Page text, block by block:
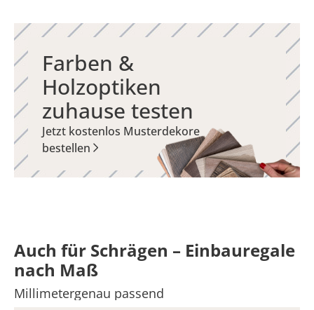
Farben &
Holzoptiken
zuhause testen
Jetzt kostenlos Musterdekore
bestellen
Auch für Schrägen – Einbauregale
nach Maß
Millimetergenau passend